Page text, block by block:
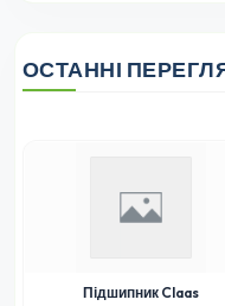
ОСТАННІ
Підшипник Claas